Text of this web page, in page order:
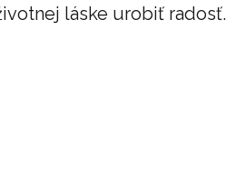
láske urobiť radosť.